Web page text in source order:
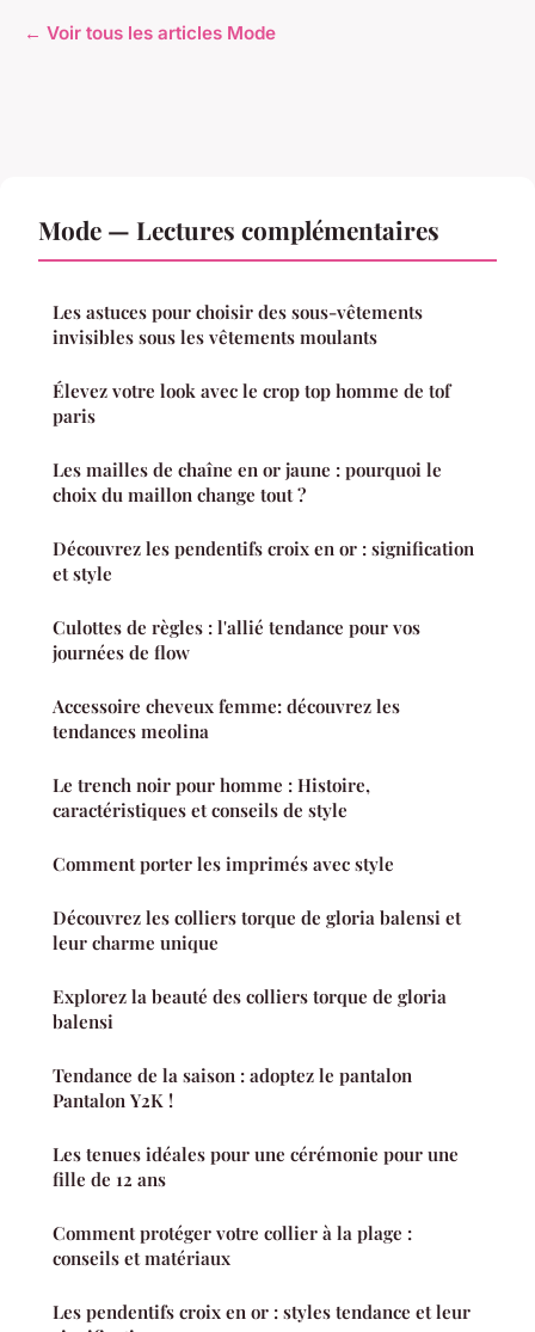
← Voir tous les articles Mode
Mode — Lectures complémentaires
Les astuces pour choisir des sous-vêtements
invisibles sous les vêtements moulants
Élevez votre look avec le crop top homme de tof
paris
Les mailles de chaîne en or jaune : pourquoi le
choix du maillon change tout ?
Découvrez les pendentifs croix en or : signification
et style
Culottes de règles : l'allié tendance pour vos
journées de flow
Accessoire cheveux femme: découvrez les
tendances meolina
Le trench noir pour homme : Histoire,
caractéristiques et conseils de style
Comment porter les imprimés avec style
Découvrez les colliers torque de gloria balensi et
leur charme unique
Explorez la beauté des colliers torque de gloria
balensi
Tendance de la saison : adoptez le pantalon
Pantalon Y2K !
Les tenues idéales pour une cérémonie pour une
fille de 12 ans
Comment protéger votre collier à la plage :
conseils et matériaux
Les pendentifs croix en or : styles tendance et leur